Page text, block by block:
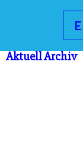
AktuellArchiv